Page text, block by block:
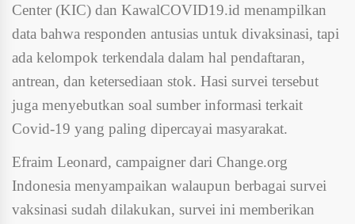
Center (KIC) dan KawalCOVID19.id menampilkan
data bahwa responden antusias untuk divaksinasi, tapi
ada kelompok terkendala dalam hal pendaftaran,
antrean, dan ketersediaan stok. Hasi survei tersebut
juga menyebutkan soal sumber informasi terkait
Covid-19 yang paling dipercayai masyarakat.
Efraim Leonard, campaigner dari Change.org
Indonesia menyampaikan walaupun berbagai survei
vaksinasi sudah dilakukan, survei ini memberikan